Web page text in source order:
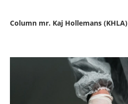
Column mr. Kaj Hollemans (KHLA)